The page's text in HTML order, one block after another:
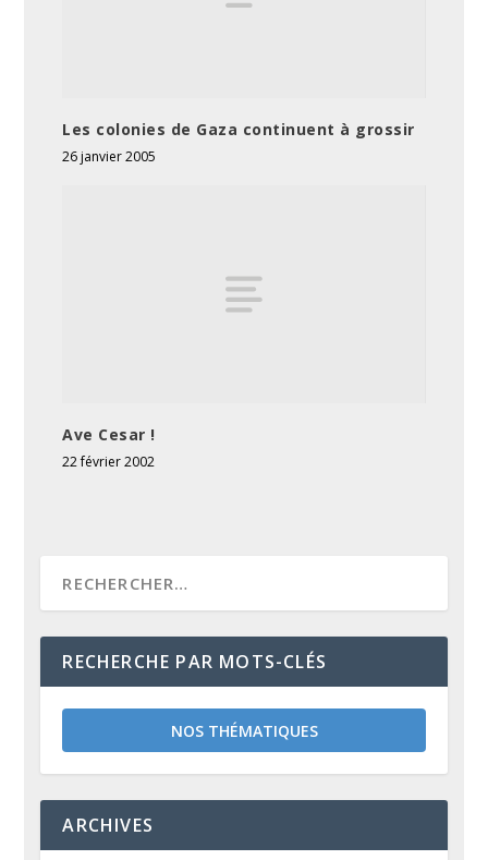
Les colonies de Gaza continuent à grossir
26 janvier 2005
Ave Cesar !
22 février 2002
RECHERCHE PAR MOTS-CLÉS
NOS THÉMATIQUES
ARCHIVES